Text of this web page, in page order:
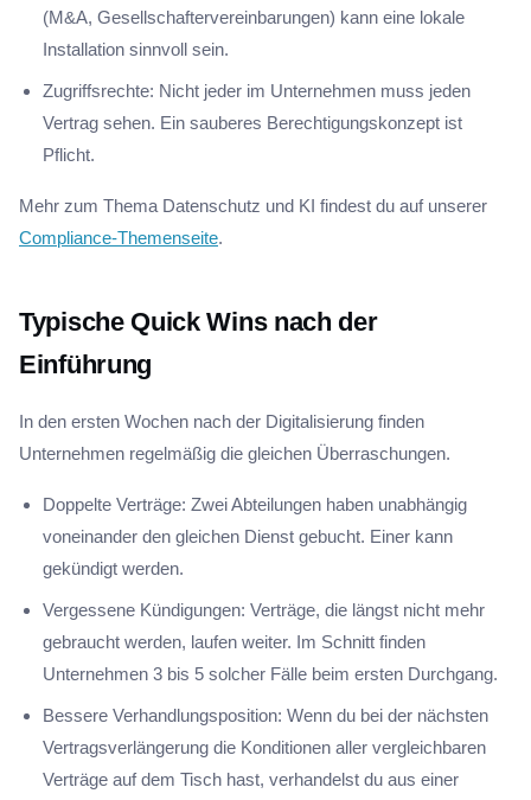
(M&A, Gesellschaftervereinbarungen) kann eine lokale
Installation sinnvoll sein.
Zugriffsrechte: Nicht jeder im Unternehmen muss jeden
Vertrag sehen. Ein sauberes Berechtigungskonzept ist
Pflicht.
Mehr zum Thema Datenschutz und KI findest du auf unserer
Compliance-Themenseite.
Typische Quick Wins nach der
Einführung
In den ersten Wochen nach der Digitalisierung finden
Unternehmen regelmäßig die gleichen Überraschungen.
Doppelte Verträge: Zwei Abteilungen haben unabhängig
voneinander den gleichen Dienst gebucht. Einer kann
gekündigt werden.
Vergessene Kündigungen: Verträge, die längst nicht mehr
gebraucht werden, laufen weiter. Im Schnitt finden
Unternehmen 3 bis 5 solcher Fälle beim ersten Durchgang.
Bessere Verhandlungsposition: Wenn du bei der nächsten
Vertragsverlängerung die Konditionen aller vergleichbaren
Verträge auf dem Tisch hast, verhandelst du aus einer